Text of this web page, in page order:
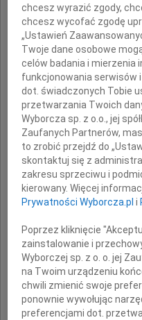
Łączymy
chcesz wyrazić zgody,
chcesz wycofać zgodę
„Ustawień
Twoje dane osobowe
celów badania i
funkcjonowania serwisów
dot. świadczonych Tobie
przetwarzania Twoich
Wyborcza sp. z o.o., jej
Zaufanych Partnerów,
to zrobić przejdź do
skontaktuj się z
zakresu sprzeciwu i
kierowany. Więcej
Prywatności Wyborcza.pl i
Poprzez kliknięcie
zainstalowanie i
Wyborczej sp. z o. o. jej
na Twoim urządzeniu
chwili zmienić swoje
ponownie wywołując
preferencjami dot.